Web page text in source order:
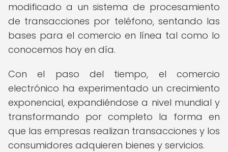
modificado a un sistema de procesamiento
de transacciones por teléfono, sentando las
bases para el comercio en línea tal como lo
conocemos hoy en día.
Con el paso del tiempo, el comercio
electrónico ha experimentado un crecimiento
exponencial, expandiéndose a nivel mundial y
transformando por completo la forma en
que las empresas realizan transacciones y los
consumidores adquieren bienes y servicios.